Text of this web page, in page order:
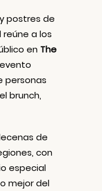
postres de
reúne a los
en The
personas
brunch,
de
con
especial
mejor del